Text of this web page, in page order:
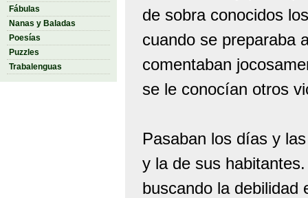
Fábulas
Nanas y Baladas
Poesías
Puzzles
Trabalenguas
de sobra conocidos
cuando se preparaba
comentaban
se le conocían otros
Pasaban los días y
y la de sus
buscando la debilidad